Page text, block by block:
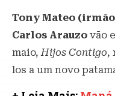
Tony Mateo
Carlos Arauzo vão
maio,Hijos Contigo,
los a um novo